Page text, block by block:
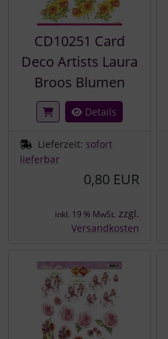
CD10251 Card
Deco Artists Laura
Broos Blumen
Details
Lieferzeit: sofort
lieferbar
0,80 EUR
inkl. 19 % MwSt. zzgl.
Versandkosten